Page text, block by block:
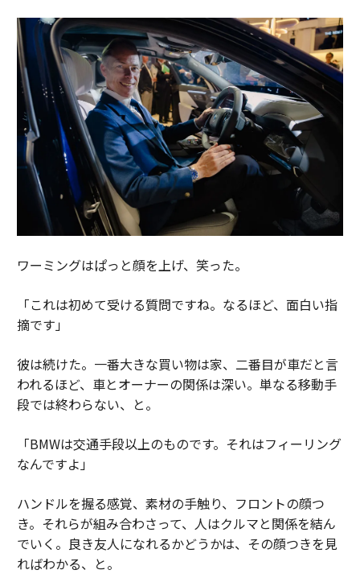
ワーミングはぱっと顔を上げ、笑った。
「これは初めて受ける質問ですね。なるほど、面白い指
摘です」
彼は続けた。一番大きな買い物は家、二番目が車だと言
われるほど、車とオーナーの関係は深い。単なる移動手
段では終わらない、と。
「BMWは交通手段以上のものです。それはフィーリング
なんですよ」
ハンドルを握る感覚、素材の手触り、フロントの顔つ
き。それらが組み合わさって、人はクルマと関係を結ん
でいく。良き友人になれるかどうかは、その顔つきを見
ればわかる、と。